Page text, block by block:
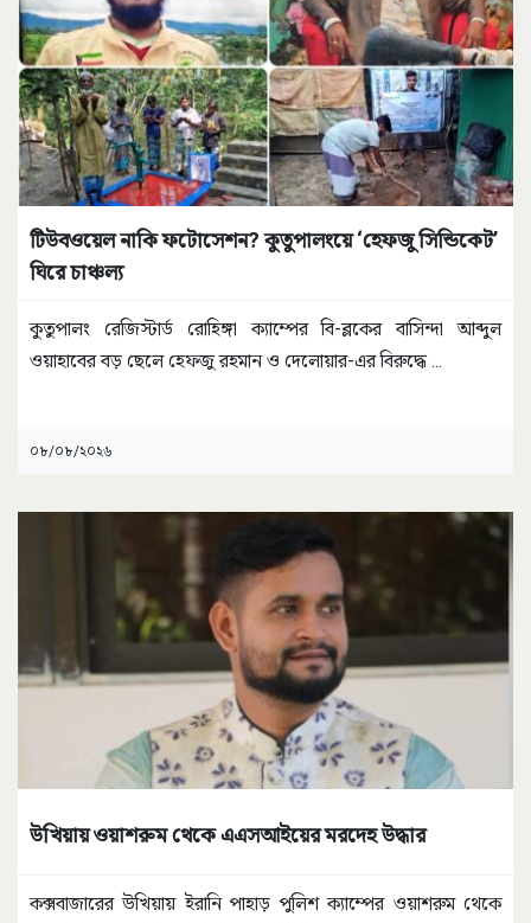
টিউবওয়েল নাকি ফটোসেশন? কুতুপালংয়ে ‘হেফজু সিন্ডিকেট’
ঘিরে চাঞ্চল্য
কুতুপালং রেজিস্টার্ড রোহিঙ্গা ক্যাম্পের বি-ব্লকের বাসিন্দা আব্দুল
ওয়াহাবের বড় ছেলে হেফজু রহমান ও দেলোয়ার-এর বিরুদ্ধে ...
০৮/০৮/২০২৬
উখিয়ায় ওয়াশরুম থেকে এএসআইয়ের মরদেহ উদ্ধার
কক্সবাজারের উখিয়ায় ইরানি পাহাড় পুলিশ ক্যাম্পের ওয়াশরুম থেকে